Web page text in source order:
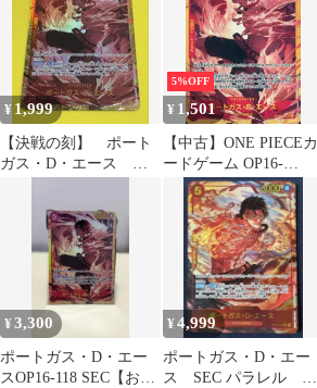
¥ 1,999
【決戦の刻】 ポート
ガス・D・エース
5%OFF
¥ 1,501
【中古】ONE PIECEカ
ードゲーム OP16-
118[SEC]：ポートガ
ス・D・エース
¥3,300
ポートガス・D・エー
スOP16-118 SEC【おま
¥4,999
ポートガス・D・エー
ス SEC パラレル